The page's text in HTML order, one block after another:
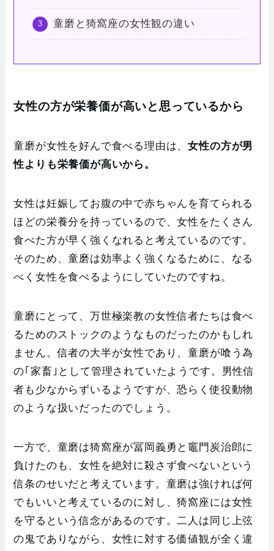
童磨と猗窩座の女性観の違い
女性の方が栄養価が高いと思っているから
童磨が女性を好んで食べる理由は、女性の方が男
性よりも栄養価が高いから。
女性は妊娠してお腹の中で赤ちゃんを育てられる
ほどの栄養分を持っているので、女性をたくさん
食べた方が早く強くなれると考えているのです。
そのため、童磨は効率よく強くなるために、なる
べく女性を食べるようにしていたのですね。
童磨にとって、万世極楽教の女性信者たちは食べ
るためのストックのようなものだったのかもしれ
ません。信者の大半が女性であり、童磨が喰う為
の｢家畜｣として管理されていたようです。男性信
者も少なからずいるようですが、恐らく使役動物
のような扱いだったのでしょう。
一方で、童磨は猗窩座が冨岡義勇と竈門炭治郎に
負けたのも、女性を絶対に殺さず食べないという
信条のせいだと考えています。童磨は強ければ何
でもいいと考えているのに対し、猗窩座には女性
を守るという信念があるのです。二人は同じ上弦
の鬼でありながら、女性に対する価値観が全く違